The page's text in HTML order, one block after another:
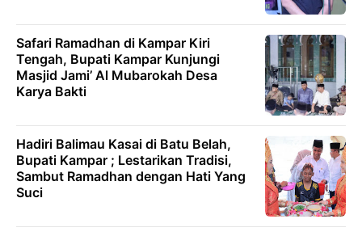
Safari Ramadhan di Kampar Kiri
Tengah, Bupati Kampar Kunjungi
Masjid Jami’ Al Mubarokah Desa
Karya Bakti
Hadiri Balimau Kasai di Batu Belah,
Bupati Kampar ; Lestarikan Tradisi,
Sambut Ramadhan dengan Hati Yang
Suci